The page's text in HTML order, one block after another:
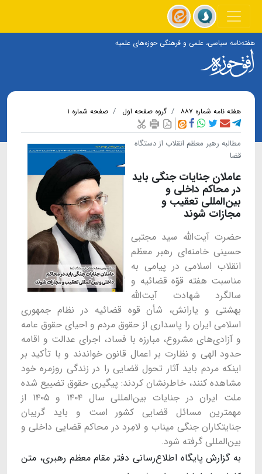
هفته‌نامه سیاسی، علمی و فرهنگی حوزه‌های علمیه
هفته نامه شماره ۸۸۷ گروه صفحه اول صفحه شماره ۱
مطالبه رهبر معظم انقلاب از دستگاه
قضا
عاملان جنایات جنگی باید
در محاکم داخلی و
بین‌المللی تعقیب و
مجازات شوند
حضرت آیت‌الله سید مجتبی
حسینی خامنه‌ای رهبر معظم
انقلاب اسلامی در پیامی به
مناسبت هفته قوّه قضائیه و
سالگرد شهادت آیت‌الله
بهشتی و یارانش، شأن قوه قضائیه در نظام جمهوری
اسلامی ایران را پاسداری از حقوق مردم و احیای حقوق عامه
و آزادی‌های مشروع، مبارزه با فساد، اجرای عدالت و اقامه
حدود الهی و نظارت بر اعمال قانون خواندند و با تأکید بر
اینکه مردم باید آثار تحول قضایی را در زندگی روزمره خود
مشاهده کنند، خاطرنشان کردند: پیگیری حقوق تضییع شده
ملت ایران در جنایات بین‌المللی سال ۱۴۰۴ و ۱۴۰۵ از
مهمترین مسائل قضایی کشور است و باید گریبان
جنایتکاران جنگی میناب و لامِرد در محاکم قضایی داخلی و
بین‌المللی گرفته شود.
به گزارش پایگاه اطلاع‌رسانی دفتر مقام معظم رهبری، متن